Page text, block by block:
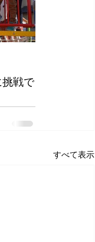
戦で
すべて表示